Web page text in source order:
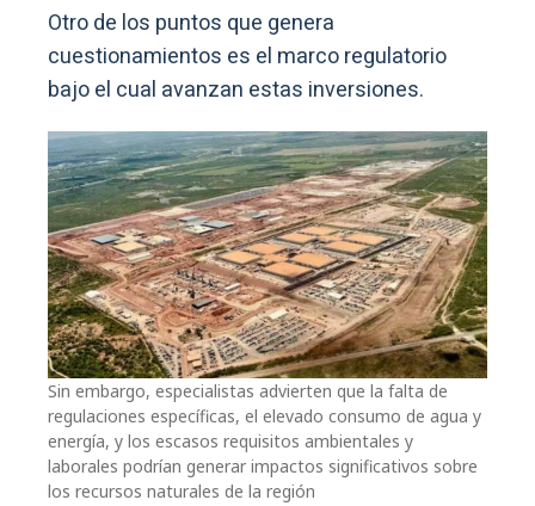
Otro de los puntos que genera
cuestionamientos es el marco regulatorio
bajo el cual avanzan estas inversiones.
Sin embargo, especialistas advierten que la falta de
regulaciones específicas, el elevado consumo de agua y
energía, y los escasos requisitos ambientales y
laborales podrían generar impactos significativos sobre
los recursos naturales de la región